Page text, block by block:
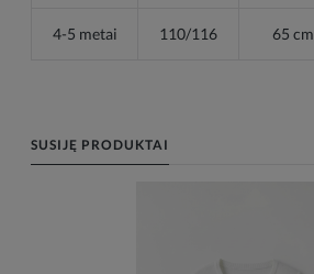
4-5 metai 110/116 65 cm
SUSIJĘ PRODUKTAI